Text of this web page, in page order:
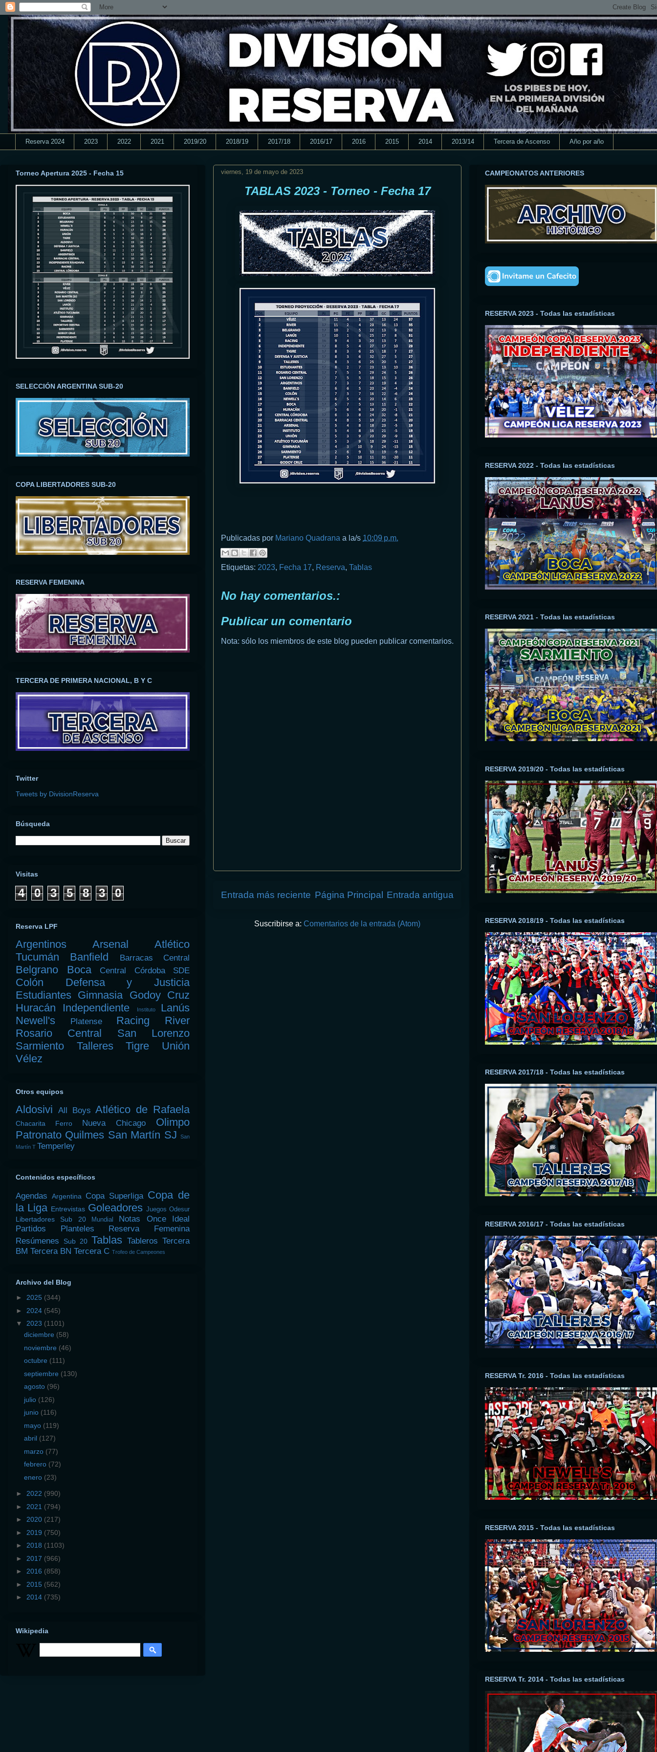
Reserva 2024 2023 2022 2021 2019/20 2018/19 2017/18 2016/17 2016 2015 2014 2013/14 Tercera de Ascenso Año por año
viernes, 19 de mayo de 2023
TABLAS 2023 - Torneo - Fecha 17
Publicadas por Mariano Quadrana a la/s 10:09 p.m.
Etiquetas: 2023, Fecha 17, Reserva, Tablas
No hay comentarios.:
Publicar un comentario
Nota: sólo los miembros de este blog pueden publicar comentarios.
Entrada más reciente Entrada antigua
Página Principal
Suscribirse a: Comentarios de la entrada (Atom)
Torneo Apertura 2025 - Fecha 15
SELECCIÓN ARGENTINA SUB-20
COPA LIBERTADORES SUB-20
RESERVA FEMENINA
TERCERA DE PRIMERA NACIONAL, B Y C
Twitter
Tweets by DivisionReserva
Búsqueda
Visitas
4 0 3 5 8 3 0
Reserva LPF
Argentinos Arsenal
Atlético
Tucumán
Banfield Barracas Central
Belgrano Boca Central Córdoba SDE
Colón
Defensa y Justicia
Estudiantes Gimnasia Godoy Cruz
Huracán
Independiente Instituto
Lanús
Newell's
Platense Racing
River
Rosario Central
San Lorenzo
Sarmiento
Talleres Tigre
Unión
Vélez
Otros equipos
Aldosivi All Boys Atlético de Rafaela
Chacarita Ferro Nueva Chicago
Olimpo
Patronato Quilmes San Martín SJ
San
Martín T Temperley
Contenidos específicos
Agendas Argentina Copa Superliga Copa de
la Liga Entrevistas Goleadores Juegos Odesur
Libertadores Sub 20 Mundial Notas
Once Ideal
Partidos
Planteles
Reserva Femenina
Resúmenes
Sub 20 Tablas Tableros Tercera
BM Tercera BN Tercera C Trofeo de Campeones
Archivo del Blog
► 2025 (344)
► 2024 (545)
▼ 2023 (1101)
diciembre (58)
noviembre (46)
octubre (111)
septiembre (130)
agosto (96)
julio (126)
junio (116)
mayo (119)
abril (127)
marzo (77)
febrero (72)
enero (23)
► 2022 (990)
► 2021 (794)
► 2020 (217)
► 2019 (750)
► 2018 (1103)
► 2017 (966)
► 2016 (858)
► 2015 (562)
► 2014 (735)
Wikipedia
CAMPEONATOS ANTERIORES
RESERVA 2023 - Todas las estadísticas
RESERVA 2022 - Todas las estadísticas
RESERVA 2021 - Todas las estadísticas
RESERVA 2019/20 - Todas las estadísticas
RESERVA 2018/19 - Todas las estadísticas
RESERVA 2017/18 - Todas las estadísticas
RESERVA 2016/17 - Todas las estadísticas
RESERVA Tr. 2016 - Todas las estadísticas
RESERVA 2015 - Todas las estadísticas
RESERVA Tr. 2014 - Todas las estadísticas